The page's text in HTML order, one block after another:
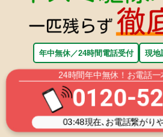
年中無休／24時間電話受付 現地
24時間年中無休！お電話一
0120-
03:48現在､お電話繋がり